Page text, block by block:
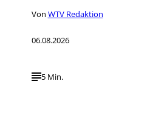
Von WTV Redaktion
06.08.2026
5 Min.